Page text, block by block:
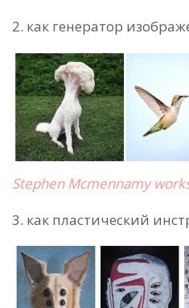
2. как генератор
Stephen Mcmennamy
3. как пластический